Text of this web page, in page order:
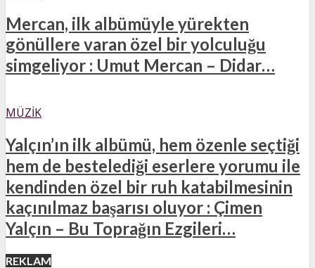
Mercan, ilk albümüyle yürekten
gönüllere varan özel bir yolculuğu
simgeliyor : Umut Mercan – Didar…
MÜZIK
Yalçın’ın ilk albümü, hem özenle seçtiği
hem de bestelediği eserlere yorumu ile
kendinden özel bir ruh katabilmesinin
kaçınılmaz başarısı oluyor : Çimen
Yalçın – Bu Toprağın Ezgileri…
REKLAM